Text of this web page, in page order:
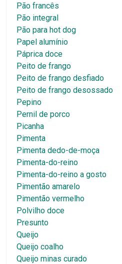
Pão francês
Pão integral
Pão para hot dog
Papel alumínio
Páprica doce
Peito de frango
Peito de frango desfiado
Peito de frango desossado
Pepino
Pernil de porco
Picanha
Pimenta
Pimenta dedo-de-moça
Pimenta-do-reino
Pimenta-do-reino a gosto
Pimentão amarelo
Pimentão vermelho
Polvilho doce
Presunto
Queijo
Queijo coalho
Queijo minas curado